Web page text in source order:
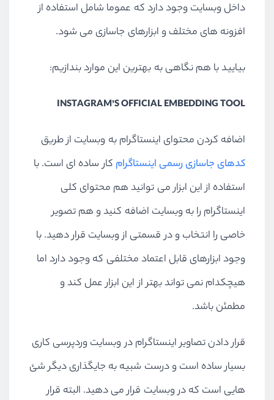
داخل وبسایت وجود دارد که عموما شامل استفاده از
افزونه های مختلف و ابزارهای جاسازی می شود.
بیایید با هم نگاهی به بهترین این موارد بندازیم:
INSTAGRAM’S OFFICIAL EMBEDDING TOOL
اضافه کردن محتوای اینستاگرام به وبسایت از طریق
کدهای جاسازی رسمی اینستاگرام کار ساده ای است. با
استفاده از این ابزار می توانید هم محتوای کلی
اینستاگرام را به وبسایت اضافه کنید و هم تصویر
خاصی را انتخاب و در قسمتی از وبسایت قرار دهید. با
وجود ابزارهای قابل اعتماد مختلفی که وجود دارد اما
هیچکدام نمی تواند بهتر از این ابزار عمل کند و
مطمئن باشد.
قرار دادن تصاویر اینستاگرام در وبسایت وردپرسی کاری
بسیار ساده است و درست شبیه به جایگذاری دیگر شئ
هایی است که در وبسایت قرار می دهید. البته قرار